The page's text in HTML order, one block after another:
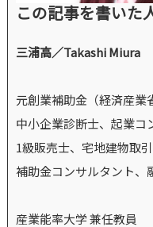
この記事を書いた
三浦高／Takashi Miura
元創業補助金（経済産業
中小企業診断士、起業コ
1級販売士、宅地建物取引
補助金コンサルタント、
産業能率大学 兼任教員